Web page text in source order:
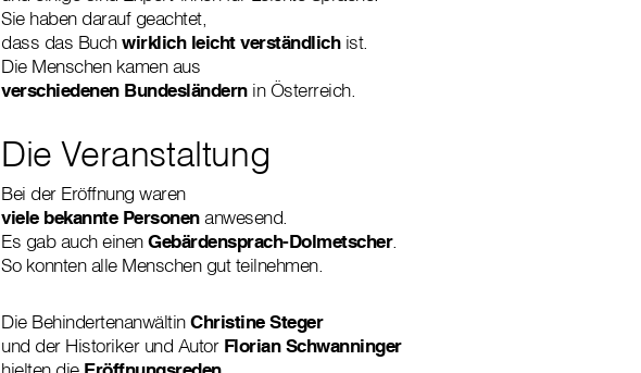
Sie haben darauf geachtet,
dass das Buchwirklich leicht verständlichist.
Die Menschen kamen aus
verschiedenen Bundesländernin Österreich.
Die Veranstaltung
Bei der Eröffnung waren
viele bekannte Personenanwesend.
Es gab auch einenGebärdensprach-Dolmetscher.
So konnten alle Menschen gut teilnehmen.
Die BehindertenanwältinChristine Steger
und der Historiker und Autor Florian Schwanninger